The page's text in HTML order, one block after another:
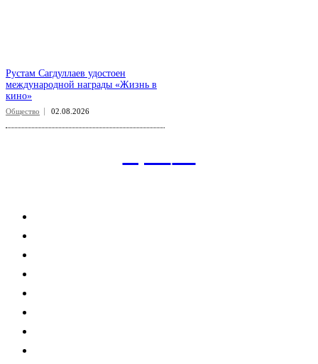
Рустам Сагдуллаев удостоен
международной награды «Жизнь в
кино»
Общество 02.08.2026